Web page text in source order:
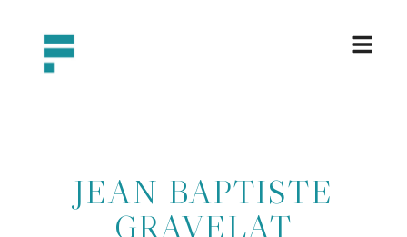
JEAN BAPTISTE
GRAVELAT